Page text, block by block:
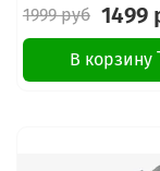
1999 руб 1499
В корзину